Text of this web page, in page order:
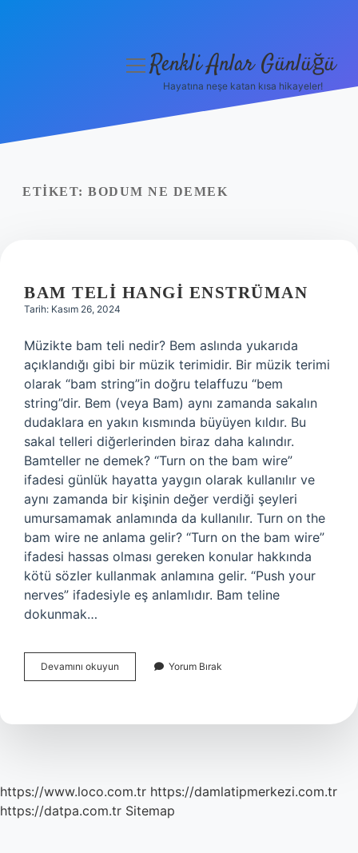
Yasal Uyarı
menüyüRenkli Anlar Günlüğü
Hayatına neşe katan kısa hikayeler!
ETIKET: BODUM NE DEMEK
BAM TELI HANGI ENSTRÜMAN
Tarih: Kasım 26, 2024
Müzikte bam teli nedir? Bem aslında yukarıda
açıklandığı gibi bir müzik terimidir. Bir müzik terimi
olarak “bam string”in doğru telaffuzu “bem
string”dir. Bem (veya Bam) aynı zamanda sakalın
dudaklara en yakın kısmında büyüyen kıldır. Bu
sakal telleri diğerlerinden biraz daha kalındır.
Bamteller ne demek? “Turn on the bam wire”
ifadesi günlük hayatta yaygın olarak kullanılır ve
aynı zamanda bir kişinin değer verdiği şeyleri
umursamamak anlamında da kullanılır. Turn on the
bam wire ne anlama gelir? “Turn on the bam wire”
ifadesi hassas olması gereken konular hakkında
kötü sözler kullanmak anlamına gelir. “Push your
nerves” ifadesiyle eş anlamlıdır. Bam teline
dokunmak…
Devamını okuyun
Teli
Yorum Bırak
https://www.loco.com.tr https://damlatipmerkezi.com.tr
https://datpa.com.tr Sitemap